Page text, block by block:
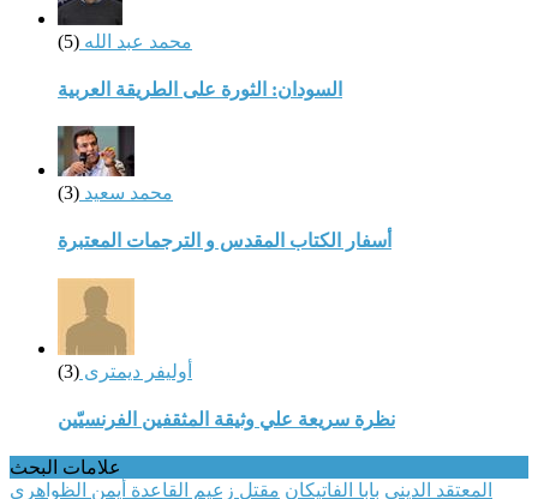
محمد عبد الله (5)
السودان: الثورة على الطريقة العربية
محمد سعيد (3)
أسفار الكتاب المقدس و الترجمات المعتبرة
أوليفر ديمترى (3)
نظرة سريعة علي وثيقة المثقفين الفرنسيّين
علامات البحث
المعتقد الديني بابا الفاتيكان مقتل زعيم القاعدة أيمن الظواهري